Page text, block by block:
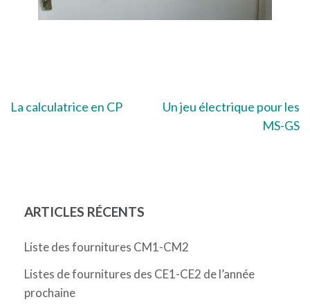
Navigation
La calculatrice en CP
Un jeu électrique pour les
MS-GS
ARTICLES RÉCENTS
Liste des fournitures CM1-CM2
Listes de fournitures des CE1-CE2 de l’année
prochaine